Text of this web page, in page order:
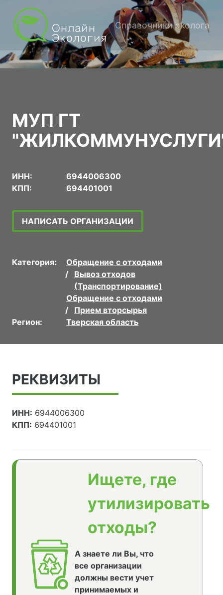
Справочники эколога
МУП ГТ
ИНН:
6944006300
КПП:
694401001
НАПИСАТЬ ОРГАНИЗАЦИИ
Категория:
Обращение с отходами
Вывоз отходов
(Транспортирование)
Обращение с отходами
Прием вторсырья
Регион:
Тверская область
РЕКВИЗИТЫ
ИНН: 6944006300
КПП: 694401001
Ищете, где
утилизировать
отходы?
А знаете ли Вы, что
все организации
должны вести учет
принимаемых и